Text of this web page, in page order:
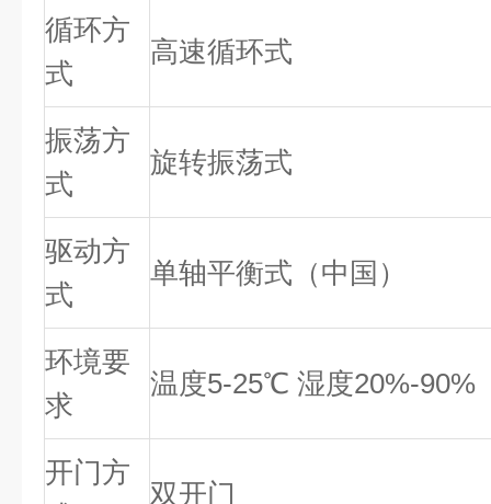
循环方
式
高速循环式
振荡方
式
旋转振荡式
驱动方
式
单轴平衡式（中国）
环境要
求
温度5-25℃ 湿度20%-90%
开门方
双开门